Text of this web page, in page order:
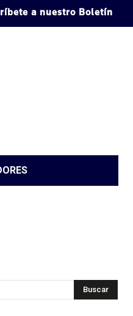
a nuestro Boletín
Buscar